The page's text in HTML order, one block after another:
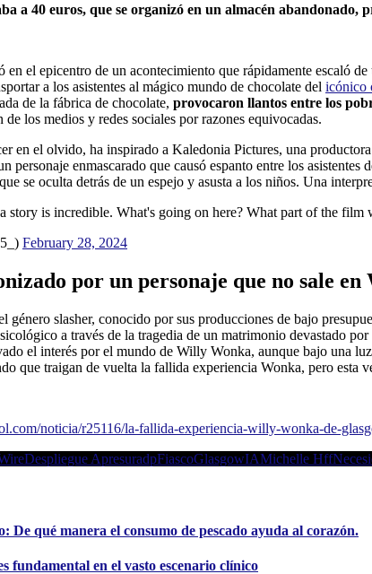
a 40 euros, que se organizó en un almacén abandonado,
el epicentro de un acontecimiento que rápidamente escaló
a los asistentes al mágico mundo de chocolate del icónico
de la fábrica de chocolate, provocaron llantos entre los
los medios y redes sociales por razones equivocadas.
en el olvido, ha inspirado a Kaledonia Pictures, una
personaje enmascarado que causó espanto entre los
se oculta detrás de un espejo y asusta a los niños. Una
story is incredible. What's going on here? What part of the film
February 28, 2024
por un personaje que no sale en
género slasher, conocido por sus producciones de bajo
a través de la tragedia de un matrimonio devastado
el interés por el mundo de Willy Wonka, aunque bajo una
que traigan de vuelta la fallida experiencia Wonka, pero esta
noticia/r25116/la-fallida-experiencia-willy-wonka-de-
Despliegue ApresuradpFiascoGlasgowIAMichelle Hff
De qué manera el consumo de pescado ayuda al corazón.
fundamental en el vasto escenario clínico